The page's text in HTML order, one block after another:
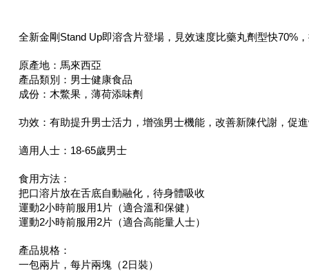
全新金剛Stand Up即溶含片登場，見效速度比藥丸劑型快70%
原產地：馬來西亞
產品類別：男士健康食品
成份：木鱉果，薄荷添味劑
功效：有助提升男士活力，增強男士機能，改善新陳代謝，促
適用人士：18-65歲男士
食用方法：
把口溶片放在舌底自動融化，待身體吸收
運動2小時前服用1片（適合溫和保健）
運動2小時前服用2片（適合高能量人士）
產品規格：
一包兩片，每片兩塊（2日裝）